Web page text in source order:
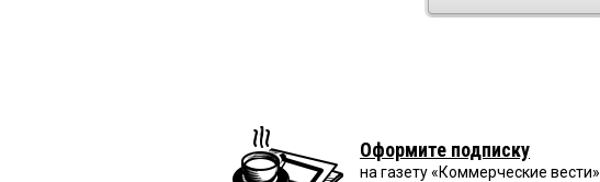
Оформите подписку
на газету «Коммерческие вести»